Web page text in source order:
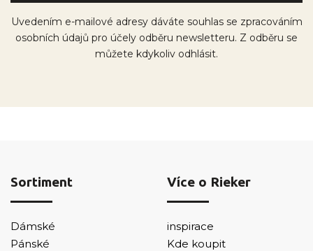
Uvedením e-mailové adresy dáváte souhlas se zpracováním
osobních údajů pro účely odběru newsletteru. Z odběru se
můžete kdykoliv odhlásit.
Sortiment
Dámské
Pánské
Více o Rieker
inspirace
Kde koupit